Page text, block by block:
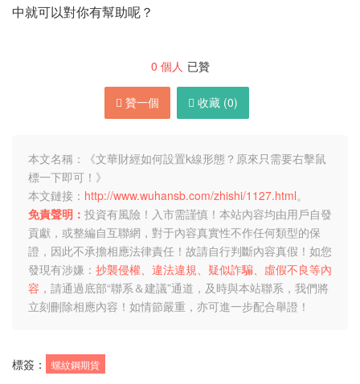
中就可以對你有幫助呢？
0 個人 已贊
贊一個 收藏 (0)
本文名稱：《文華財經如何設置k線形態？原來只需要右擊鼠
標一下即可！》
本文鏈接： http://www.wuhansb.com/zhishi/1127.html。
免責聲明： 投資有風險！入市需謹慎！本站內容均由用戶自發
貢獻，或整編自互聯網，對于內容真實性不作任何類型的保
證，因此不承擔相應法律責任！故請自行判斷內容真假！如您
發現有涉嫌： 抄襲侵權、違法違規、疑似詐騙、虛假不良等內
容 ，請通過底部“聯系＆建議”通道，及時與本站聯系，我們將
立刻刪除相應內容！如情節嚴重，亦可進一步配合舉證！
標簽： 螺紋鋼期貨